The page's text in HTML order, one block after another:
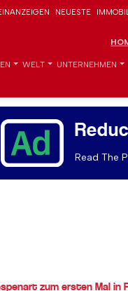
NEUESTE
WELT UNTERNEHMEN
Read The
zum ersten Mal